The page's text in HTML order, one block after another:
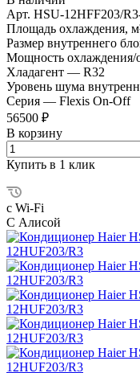
Арт. HSU-12HFF203/
Площадь охлаждения,
Размер внутреннего
Мощность охлаждения/
Хладагент — R32
Уровень шума
Серия — Flexis On-Off
56500 ₽
В корзину
Купить в 1 клик
с Wi-Fi
С Алисой